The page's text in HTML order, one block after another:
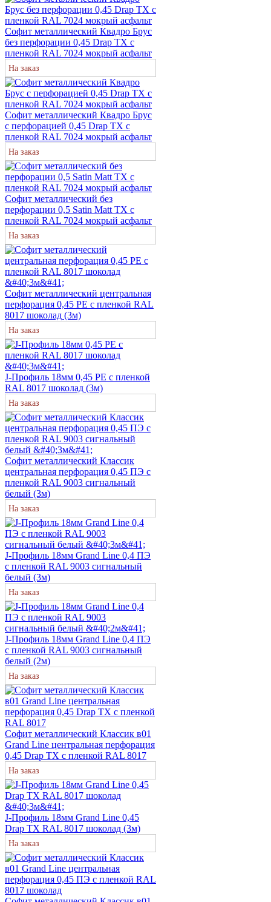
Софит металлический Квадро Брус
без перфорации 0,45 Drap TX с
пленкой RAL 7024 мокрый асфальт
На заказ
Софит металлический Квадро Брус
с перфорацией 0,45 Drap TX с
пленкой RAL 7024 мокрый асфальт
На заказ
Софит металлический без
перфорации 0,5 Satin Matt TX с
пленкой RAL 7024 мокрый асфальт
На заказ
Софит металлический центральная
перфорация 0,45 PE с пленкой RAL
8017 шоколад (3м)
На заказ
J-Профиль 18мм 0,45 PE с пленкой
RAL 8017 шоколад (3м)
На заказ
Софит металлический Классик
центральная перфорация 0,45 ПЭ с
пленкой RAL 9003 сигнальный
белый (3м)
На заказ
J-Профиль 18мм Grand Line 0,4 ПЭ
с пленкой RAL 9003 сигнальный
белый (3м)
На заказ
J-Профиль 18мм Grand Line 0,4 ПЭ
с пленкой RAL 9003 сигнальный
белый (2м)
На заказ
Софит металлический Классик в01
Grand Line центральная перфорация
0,45 Drap ТХ с пленкой RAL 8017
На заказ
J-Профиль 18мм Grand Line 0,45
Drap ТХ RAL 8017 шоколад (3м)
На заказ